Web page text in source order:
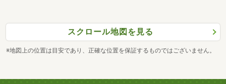
スクロール地図を見る
※地図上の位置は目安であり、正確な位置を保証するものではございません。